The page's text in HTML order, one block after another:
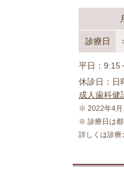
診療日
平日：
休診日：日
成人歯科健
※ 2022年4月
※ 診療日は都
詳しくは診療